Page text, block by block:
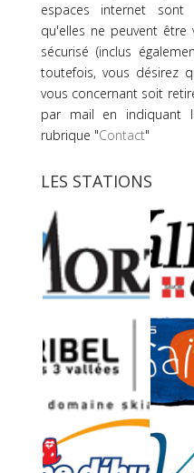
espaces internet sont
qu'elles ne peuvent
sécurisé (inclus
toutefois, vous désirez
vous concernant soit
par mail en indiquant
rubrique "Contact"
LES STATIONS